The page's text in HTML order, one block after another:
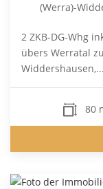
(Werra)-
2 ZKB-DG-Whg
übers Werratal
Widdershausen,...
80